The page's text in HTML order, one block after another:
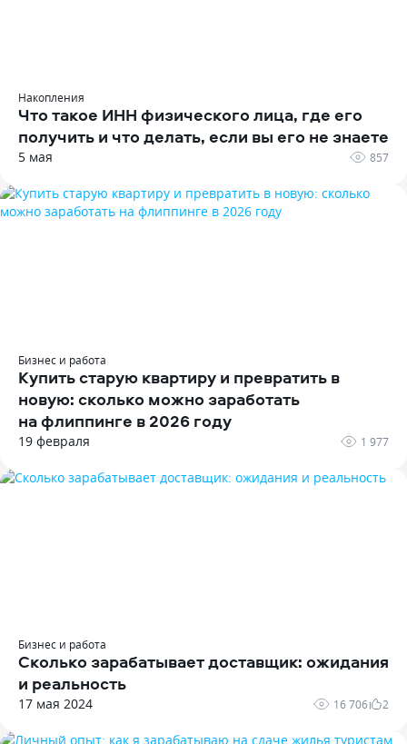
Накопления
Что такое ИНН физического лица‚ где его
получить и что делать‚ если вы его не знаете
5 мая 857
Бизнес и работа
Купить старую квартиру и превратить в
новую: сколько можно заработать
на флиппинге в 2026 году
19 февраля 1 977
Бизнес и работа
Сколько зарабатывает доставщик: ожидания
и реальность
17 мая 2024 16 706 2